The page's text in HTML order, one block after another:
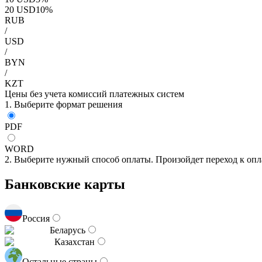
20 USD10%
RUB
/
USD
/
BYN
/
KZT
Цены без учета комиссий платежных систем
1. Выберите формат решения
PDF
WORD
2. Выберите нужный способ оплаты. Произойдет переход к
Банковские карты
Россия
Беларусь
Казахстан